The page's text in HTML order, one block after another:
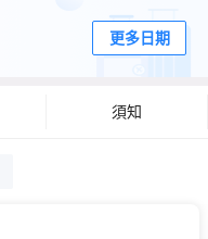
更多日期
須知